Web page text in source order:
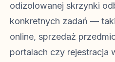
odizolowanej skrzynki
konkretnych zadań —
online, sprzedaż
portalach czy rejestracja